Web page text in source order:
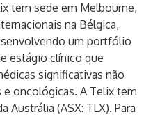
tem sede em Melbourne,
na Bélgica,
um portfólio
estágio clínico que
significativas não
e oncológicas. A Telix tem
Austrália (ASX: TLX). Para